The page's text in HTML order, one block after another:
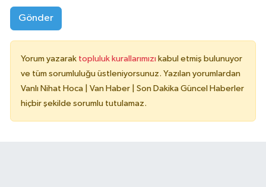
Gönder
Yorum yazarak topluluk kurallarımızı kabul etmiş bulunuyor
ve tüm sorumluluğu üstleniyorsunuz. Yazılan yorumlardan
Vanlı Nihat Hoca | Van Haber | Son Dakika Güncel Haberler
hiçbir şekilde sorumlu tutulamaz.